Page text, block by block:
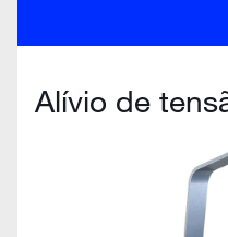
Alívio de